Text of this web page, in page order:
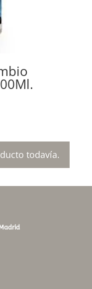
todavía.